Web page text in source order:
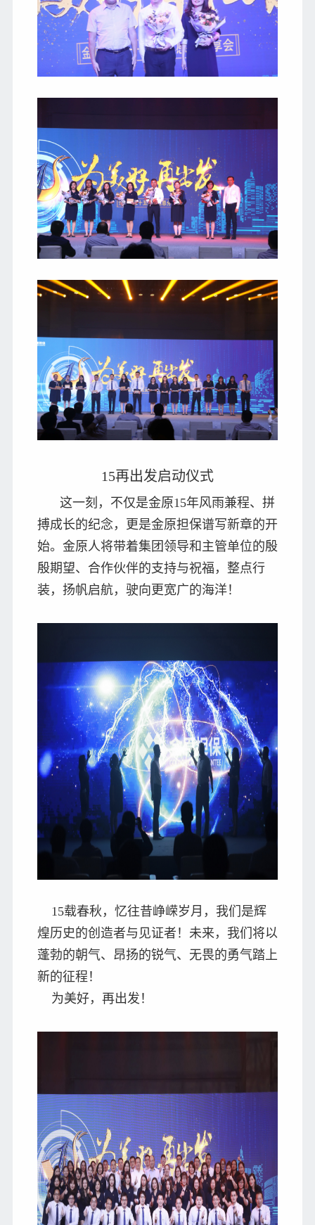
15再出发启动仪式
这一刻，不仅是金原15年风雨兼程、拼
搏成长的纪念，更是金原担保谱写新章的开
始。金原人将带着集团领导和主管单位的殷
殷期望、合作伙伴的支持与祝福，整点行
装，扬帆启航，驶向更宽广的海洋！
15载春秋，忆往昔峥嵘岁月，我们是辉
煌历史的创造者与见证者！未来，我们将以
蓬勃的朝气、昂扬的锐气、无畏的勇气踏上
新的征程！
为美好，再出发！